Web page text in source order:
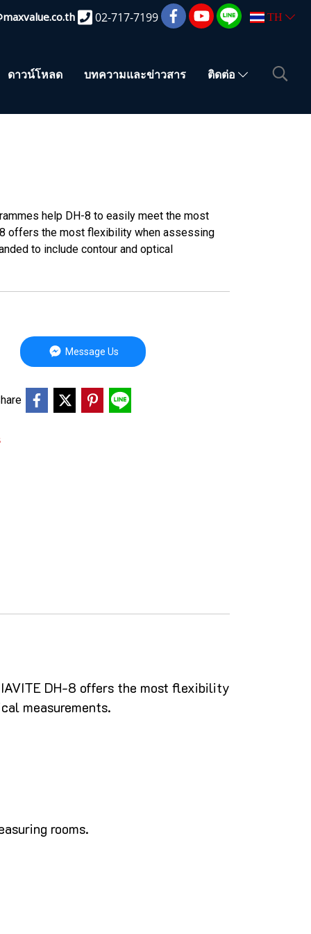
02-717-7199 TH
ดาวน์โหลด บทความและข่าวสาร ติดต่อ
help DH-8 to easily meet the most
offers the most flexibility when assessing
to include contour and optical
Message Us
DH-8 offers the most flexibility
measurements.
rooms.